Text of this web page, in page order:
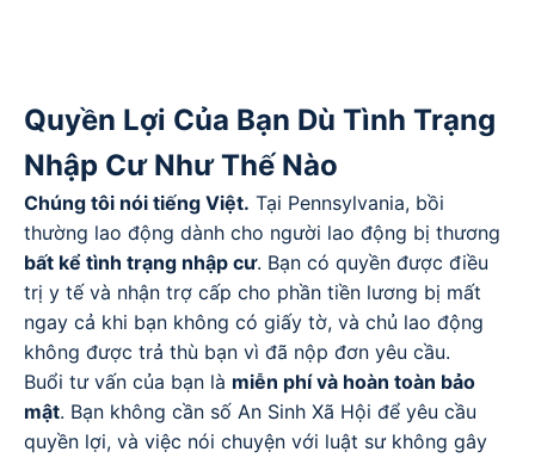
Quyền Lợi Của Bạn Dù Tình Trạng
Nhập Cư Như Thế Nào
Chúng tôi nói tiếng Việt. Tại Pennsylvania, bồi
thường lao động dành cho người lao động bị thương
bất kể tình trạng nhập cư. Bạn có quyền được điều
trị y tế và nhận trợ cấp cho phần tiền lương bị mất
ngay cả khi bạn không có giấy tờ, và chủ lao động
không được trả thù bạn vì đã nộp đơn yêu cầu.
Buổi tư vấn của bạn là miễn phí và hoàn toàn bảo
mật. Bạn không cần số An Sinh Xã Hội để yêu cầu
quyền lợi, và việc nói chuyện với luật sư không gây